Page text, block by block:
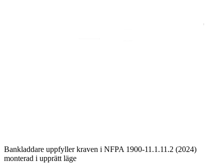
Bankladdare uppfyller kraven i NFPA 1900-11.1.11.2 (2024)
monterad i upprätt läge